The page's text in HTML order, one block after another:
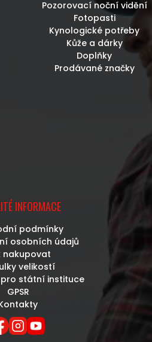
Pozorovací noční vidění
Fotopasti
Kynologické potřeby
Kůže a dárky
Doplňky
Prodávané značky
INFORMACE
podmínky
osobních údajů
nakupovat
velikostí
státní instituce
GPSR